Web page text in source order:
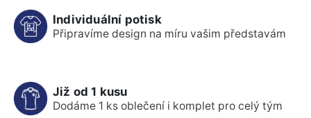
Individuální potisk
Připravíme design na míru vašim představám
Již od 1 kusu
Dodáme 1 ks oblečení i komplet pro celý tým